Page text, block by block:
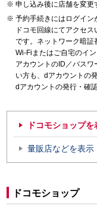
申し込み後に店舗を変更
予約手続きにはログイン
ドコモ回線にてアクセ
です。ネットワーク暗証
Wi-Fiまたはご自宅のイ
アカウントのID／パス
い方も、dアカウントの
dアカウントの発行・確
ドコモショップを
量販店などを表示
ドコモショップ